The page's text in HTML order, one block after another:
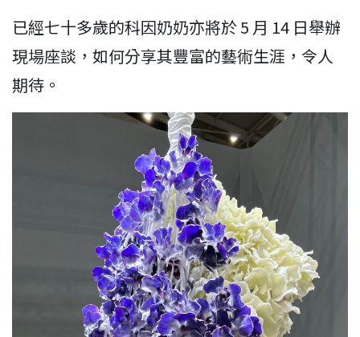
已經七十多歲的科因奶奶亦將於 5 月 14 日舉辦
現場座談，如何分享其豐富的藝術生涯，令人
期待。